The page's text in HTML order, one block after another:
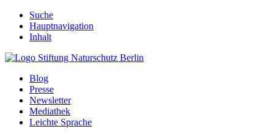
Suche
Hauptnavigation
Inhalt
Blog
Presse
Newsletter
Mediathek
Leichte Sprache